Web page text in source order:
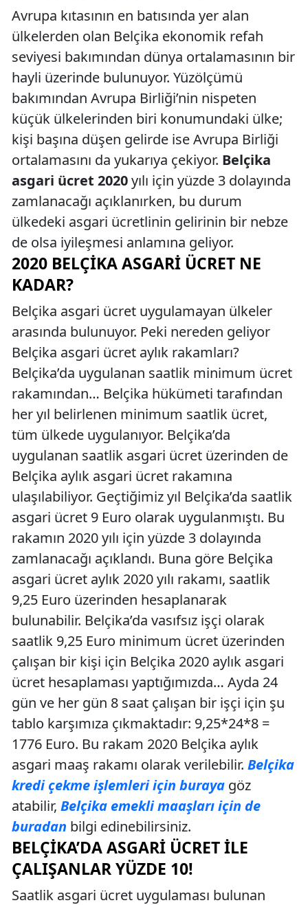
Avrupa kıtasının en batısında yer alan
ülkelerden olan Belçika ekonomik refah
seviyesi bakımından dünya ortalamasının bir
hayli üzerinde bulunuyor. Yüzölçümü
bakımından Avrupa Birliği’nin nispeten
küçük ülkelerinden biri konumundaki ülke;
kişi başına düşen gelirde ise Avrupa Birliği
ortalamasını da yukarıya çekiyor. Belçika
asgari ücret 2020yılı için yüzde 3 dolayında
zamlanacağı açıklanırken, bu durum
ülkedeki asgari ücretlinin gelirinin bir nebze
de olsa iyileşmesi anlamına geliyor.
2020 BELÇIKA ASGARI ÜCRET NE
KADAR?
Belçika asgari ücret uygulamayan ülkeler
arasında bulunuyor. Peki nereden geliyor
Belçika asgari ücret aylık rakamları?
Belçika’da uygulanan saatlik minimum ücret
rakamından… Belçika hükümeti tarafından
her yıl belirlenen minimum saatlik ücret,
tüm ülkede uygulanıyor. Belçika’da
uygulanan saatlik asgari ücret üzerinden de
Belçika aylık asgari ücret rakamına
ulaşılabiliyor. Geçtiğimiz yıl Belçika’da saatlik
asgari ücret 9 Euro olarak uygulanmıştı. Bu
rakamın 2020 yılı için yüzde 3 dolayında
zamlanacağı açıklandı. Buna göre Belçika
asgari ücret aylık 2020 yılı rakamı, saatlik
9,25 Euro üzerinden hesaplanarak
bulunabilir. Belçika’da vasıfsız işçi olarak
saatlik 9,25 Euro minimum ücret üzerinden
çalışan bir kişi için Belçika 2020 aylık asgari
ücret hesaplaması yaptığımızda… Ayda 24
gün ve her gün 8 saat çalışan bir işçi için şu
tablo karşımıza çıkmaktadır: 9,25*24*8 =
1776 Euro. Bu rakam 2020 Belçika aylık
asgari maaş rakamı olarak verilebilir. Belçika
kredi çekme işlemleri için buraya göz
atabilir, Belçika emekli maaşları için de
buradan bilgi edinebilirsiniz.
BELÇIKA’DA ASGARI ÜCRET İLE
ÇALIŞANLAR YÜZDE 10!
Saatlik asgari ücret uygulaması bulunan